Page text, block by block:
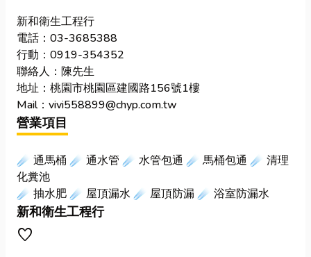
新和衛生工程行
電話：03-3685388
行動：0919-354352
聯絡人：陳先生
地址：桃園市桃園區建國路156號1樓
Mail：vivi558899@chyp.com.tw
營業項目
☄ 通馬桶 ☄ 通水管 ☄ 水管包通 ☄ 馬桶包通 ☄ 清理
化糞池
☄ 抽水肥 ☄ 屋頂漏水 ☄ 屋頂防漏 ☄ 浴室防漏水
新和衛生工程行
favorite